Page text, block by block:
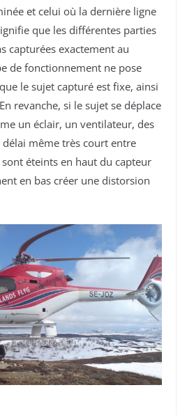
et celui où la dernière ligne
que les différentes parties
capturées exactement au
de fonctionnement ne pose
le sujet capturé est fixe, ainsi
revanche, si le sujet se déplace
un éclair, un ventilateur, des
délai même très court entre
sont éteints en haut du capteur
en bas créer une distorsion